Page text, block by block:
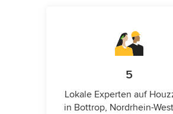
5
Lokale Experten auf
in Bottrop, Nordrhein-